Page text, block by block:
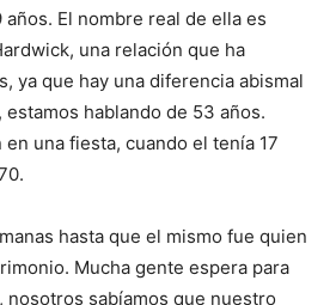
El nombre real de ella es
una relación que ha
ya que hay una diferencia abismal
hablando de 53 años.
una fiesta, cuando el tenía 17
hasta que el mismo fue quien
Mucha gente espera para
nosotros sabíamos que nuestro